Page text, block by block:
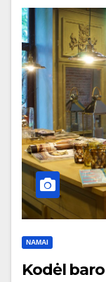
NAMAI
Kodėl